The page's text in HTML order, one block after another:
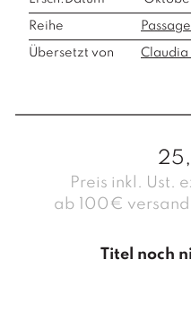
Reihe
Übersetzt von Claudia
Preis inkl. Ust.
ab 100€
Titel noch